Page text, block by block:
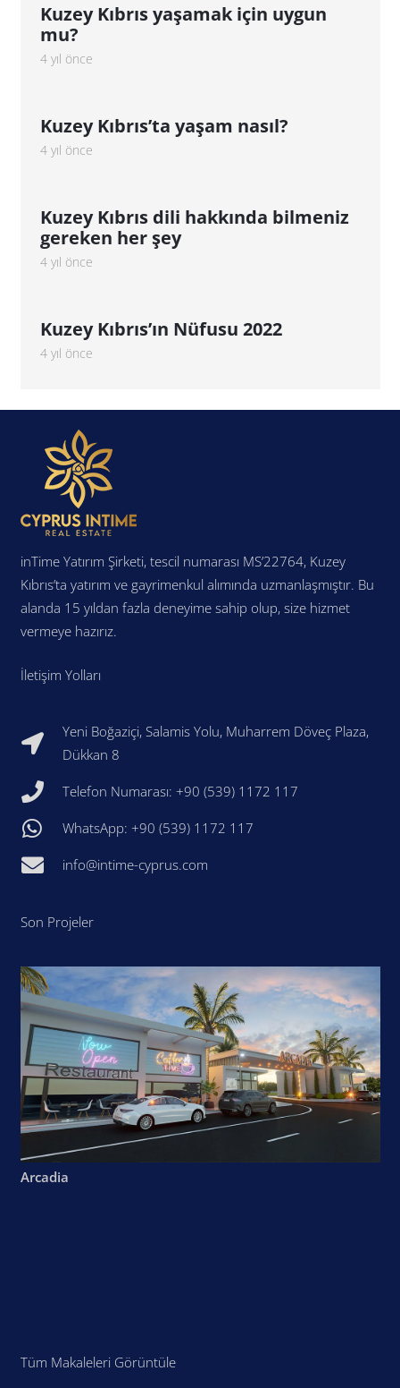
Kuzey Kıbrıs yaşamak için uygun
mu?
4 yıl önce
Kuzey Kıbrıs’ta yaşam nasıl?
4 yıl önce
Kuzey Kıbrıs dili hakkında bilmeniz
gereken her şey
4 yıl önce
Kuzey Kıbrıs’ın Nüfusu 2022
4 yıl önce
inTime Yatırım Şirketi, tescil numarası MS’22764, Kuzey
Kıbrıs’ta yatırım ve gayrimenkul alımında uzmanlaşmıştır. Bu
alanda 15 yıldan fazla deneyime sahip olup, size hizmet
vermeye hazırız.
İletişim Yolları
Yeni Boğaziçi, Salamis Yolu, Muharrem Döveç Plaza,
Dükkan 8
Telefon Numarası: +90 (539) 1172 117
WhatsApp: +90 (539) 1172 117
info@intime-cyprus.com
Son Projeler
Arcadia
Tüm Makaleleri Görüntüle